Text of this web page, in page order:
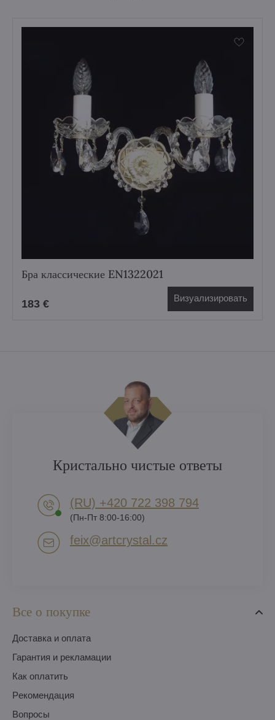
Бра классические EN1322021
183 € Визуализировать
Все о покупке
Доставка и оплата
Гарантия и рекламации
Как оплатить
Pекомендация
Вопросы
Кристально чистые ответы
(RU) +420 722 398 794​
(Пн-Пт 8:00-16:00)
feix​@artcrystal​.cz